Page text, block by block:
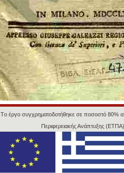
Tο έργο συγχρηματοδοτήθηκε σε ποσοστό
Περιφερειακής Ανάπτυξης